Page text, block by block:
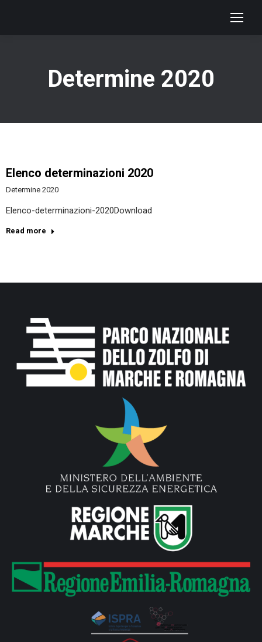
Determine 2020
Elenco determinazioni 2020
Determine 2020
Elenco-determinazioni-2020Download
Read more